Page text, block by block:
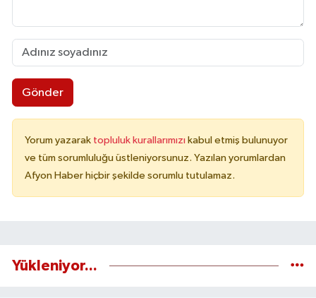
Gönder
Yorum yazarak topluluk kurallarımızı kabul etmiş bulunuyor
ve tüm sorumluluğu üstleniyorsunuz. Yazılan yorumlardan
Afyon Haber hiçbir şekilde sorumlu tutulamaz.
Yükleniyor...